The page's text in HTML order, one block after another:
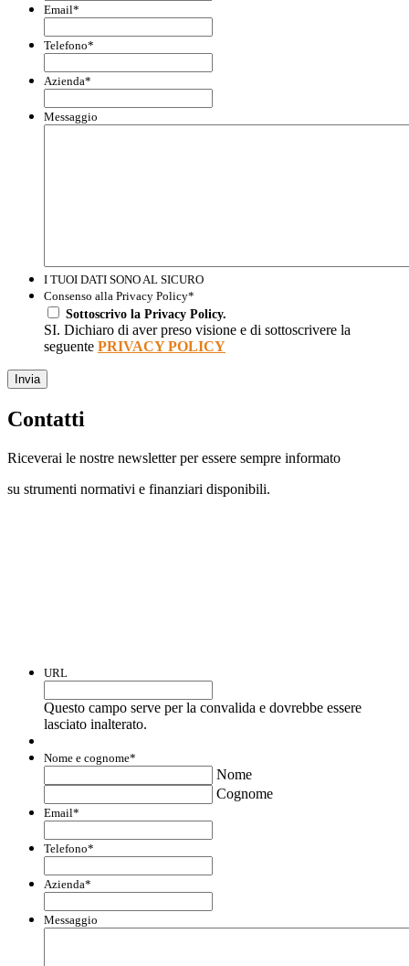
Email*
Telefono*
Azienda*
Messaggio
I TUOI DATI SONO AL SICURO
Consenso alla Privacy Policy*
Sottoscrivo la Privacy Policy.
SI. Dichiaro di aver preso visione e di sottoscrivere la
seguente PRIVACY POLICY
Invia
Contatti
Riceverai le nostre newsletter per essere sempre informato
su strumenti normativi e finanziari disponibili.
URL
Questo campo serve per la convalida e dovrebbe essere
lasciato inalterato.
Nome e cognome*
Nome
Cognome
Email*
Telefono*
Azienda*
Messaggio